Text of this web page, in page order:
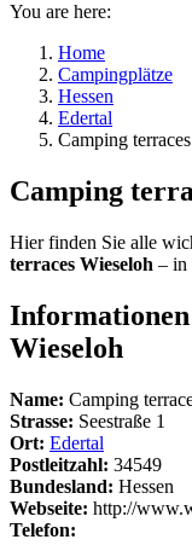
You are here:
Home
Campingplätze
Hessen
Edertal
Camping
Camping
Hier finden Sie alle
terraces Wieseloh – in
Wieseloh
Name: Camping
Strasse: Seestraße 1
Ort: Edertal
Postleitzahl: 34549
Bundesland: Hessen
Webseite: http://
Telefon: